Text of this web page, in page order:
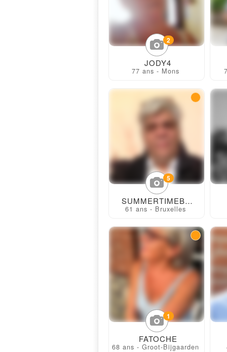
2
JODY4
77 ans - Mons
5
SUMMERTIMEBXL
61 ans - Bruxelles
1
FATOCHE
68 ans - Groot-Bijgaarden